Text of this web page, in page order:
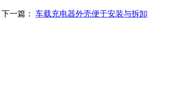
下一篇： 车载充电器外壳便于安装与拆卸